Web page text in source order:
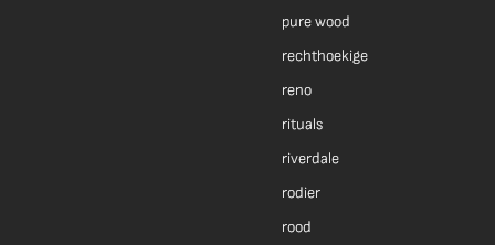
pure wood
rechthoekige
reno
rituals
riverdale
rodier
rood